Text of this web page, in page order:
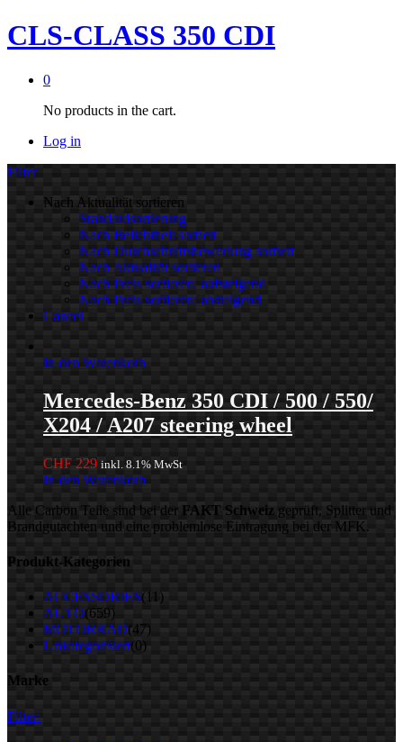
CLS-CLASS 350 CDI
0
No products in the cart.
Log in
Filter
Nach Aktualität sortieren
Standardsortierung
Nach Beliebtheit sortiert
Nach Durchschnittsbewertung sortiert
Nach Aktualität sortieren
Nach Preis sortieren: aufsteigend
Nach Preis sortieren: absteigend
Cancel
In den Warenkorb
Mercedes-Benz 350 CDI / 500 / 550/
X204 / A207 steering wheel
CHF 229 inkl. 8.1% MwSt
In den Warenkorb
Alle Carbon Teile sind bei der FAKT Schweiz geprüft, Splitter und
Brandgutachten und eine problemlose Eintragung bei der MFK.
Produkt-Kategorien
ACCESSORIES(11)
AUTO(659)
MOTORRAD(47)
Unkategorisiert(0)
Marke
Filter: